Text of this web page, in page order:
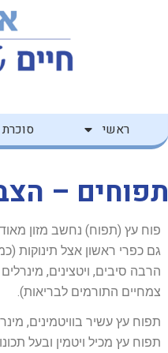
ראשי סוכרת
תפוחים –
פוח עץ (תפוח) נחשב מזון
גם כפרי ראשון אצל תינוקות
הרבה סיבים, ויטצינים,
צמחיים התורמים לבריאות).
תפוח עץ עשיר בוויטמינים,
תפוח עץ מכיל ויטמין ובעל